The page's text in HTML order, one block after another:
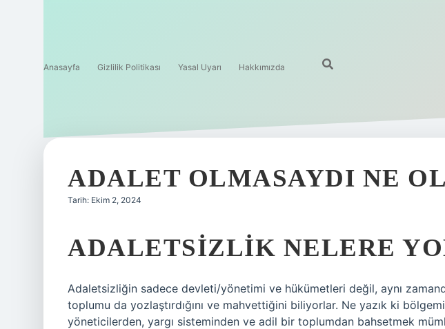
Anasayfa Gizlilik Politikası Yasal Uyarı Hakkımızda
ADALET OLMASAYDI NE
Tarih: Ekim 2, 2024
ADALETSIZLIK NELERE
Adaletsizliğin sadece devleti/yönetimi ve hükümetleri değil, aynı
toplumu da yozlaştırdığını ve mahvettiğini biliyorlar. Ne yazık ki
yöneticilerden, yargı sisteminden ve adil bir toplumdan bahsetmek